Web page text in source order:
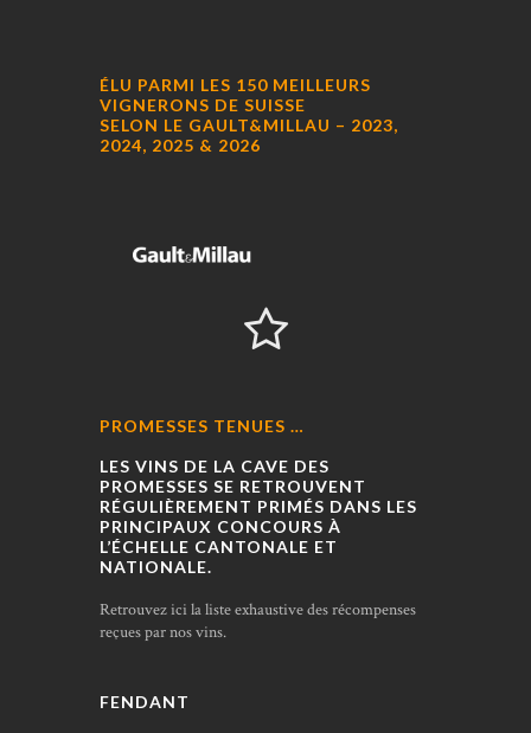
ÉLU PARMI LES 150 MEILLEURS
VIGNERONS DE SUISSE
SELON LE GAULT&MILLAU – 2023,
2024, 2025 & 2026
PROMESSES TENUES …
LES VINS DE LA CAVE DES
PROMESSES SE RETROUVENT
RÉGULIÈREMENT PRIMÉS DANS LES
PRINCIPAUX CONCOURS À
L’ÉCHELLE CANTONALE ET
NATIONALE.
Retrouvez ici la liste exhaustive des récompenses
reçues par nos vins.
FENDANT